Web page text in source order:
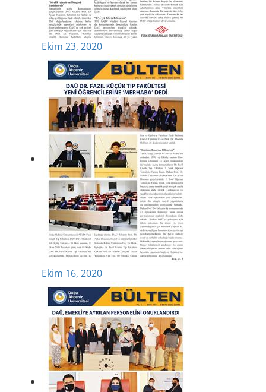
Ekim 23, 2020
Ekim 16, 2020